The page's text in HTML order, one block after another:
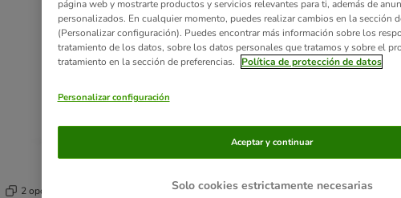
2 opciones 2 opciones
página web y mostrarte productos y servicios relevantes para ti, además de
personalizados. En cualquier momento, puedes realizar cambios en la sección
(Personalizar configuración). Puedes encontrar más información sobre los
tratamiento de los datos, sobre los datos personales que tratamos y sobre el
tratamiento en la sección de preferencias.
Política de protección de datos
Personalizar configuración
Solo cookies estrictamente necesarias
Aceptar y continuar